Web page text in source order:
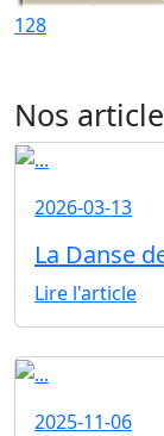
128
Nos
2026-03-13
La Danse
Lire l'article
2025-11-06